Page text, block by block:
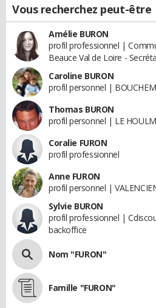
Vous recherchez peut-être
Amélie BURON
profil professionnel |
Beauce Val de Loire -
Caroline BURON
profil personnel |
Thomas BURON
profil personnel | LE
Coralie FURON
profil professionnel
Anne FURON
profil personnel |
Sylvie BURON
profil professionnel |
backoffice
Nom "FURON"
Famille "FURON"